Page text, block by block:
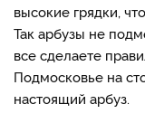
высокие грядки,
Так арбузы не
все сделаете
Подмосковье на
настоящий арбуз.